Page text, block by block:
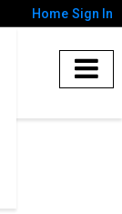
Home Sign In